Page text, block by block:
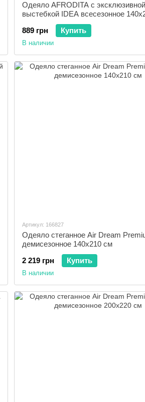
Одеяло AFRODITA с эксклюзивной
выстебкой IDEA всесезонное
889 грн
Купить
В наличии
Артикул: 166827
Одеяло стеганное Air Dream
демисезонное 140x210 см
2 219 грн
Купить
В наличии